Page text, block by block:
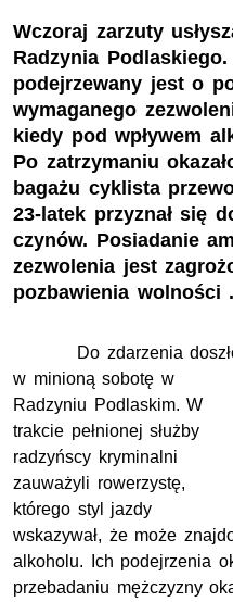
Wczoraj zarzuty
Radzynia Podlaskiego.
podejrzewany jest o
wymaganego
kiedy pod wpływem
Po zatrzymaniu
bagażu cyklista
23-latek przyznał się
czynów. Posiadanie
zezwolenia jest
pozbawienia wolności .
Do zdarzenia
w minioną sobotę w
Radzyniu Podlaskim. W
trakcie pełnionej służby
radzyńscy kryminalni
zauważyli rowerzystę,
którego styl jazdy
wskazywał, że może
alkoholu. Ich podejrzenia
przebadaniu mężczyzny